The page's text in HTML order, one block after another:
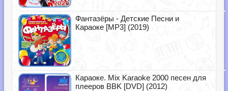
Фантазёры - Детские Песни и
Караоке [MP3] (2019)
Караоке. Mix Karaoke 2000 песен для
плееров BBK [DVD] (2012)